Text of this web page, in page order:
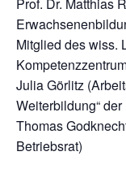
Prof. Dr. Matthias
Mitglied des wiss.
Julia Görlitz
Weiterbildung“
Thomas
Betriebsrat)